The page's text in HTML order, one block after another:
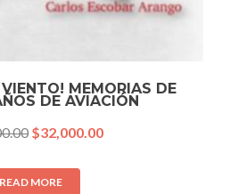
MEMORIAS DE
DE AVIACIÓN
$32,000.00
READ MORE